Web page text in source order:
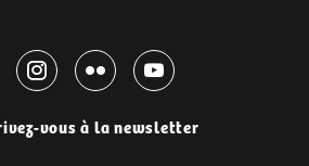
vous à la newsletter